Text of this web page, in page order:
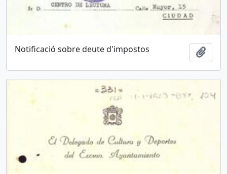
Notificació sobre deute d'impostos